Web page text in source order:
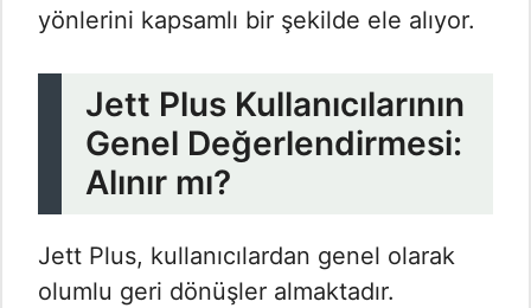
yönlerini kapsamlı bir şekilde ele alıyor.
Jett Plus Kullanıcılarının
Genel Değerlendirmesi:
Alınır mı?
Jett Plus, kullanıcılardan genel olarak
olumlu geri dönüşler almaktadır.